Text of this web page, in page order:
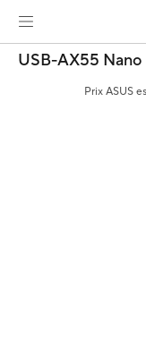
USB-AX55 Nano
Prix ASUS